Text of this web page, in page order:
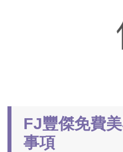
FJ豐傑免費
事項